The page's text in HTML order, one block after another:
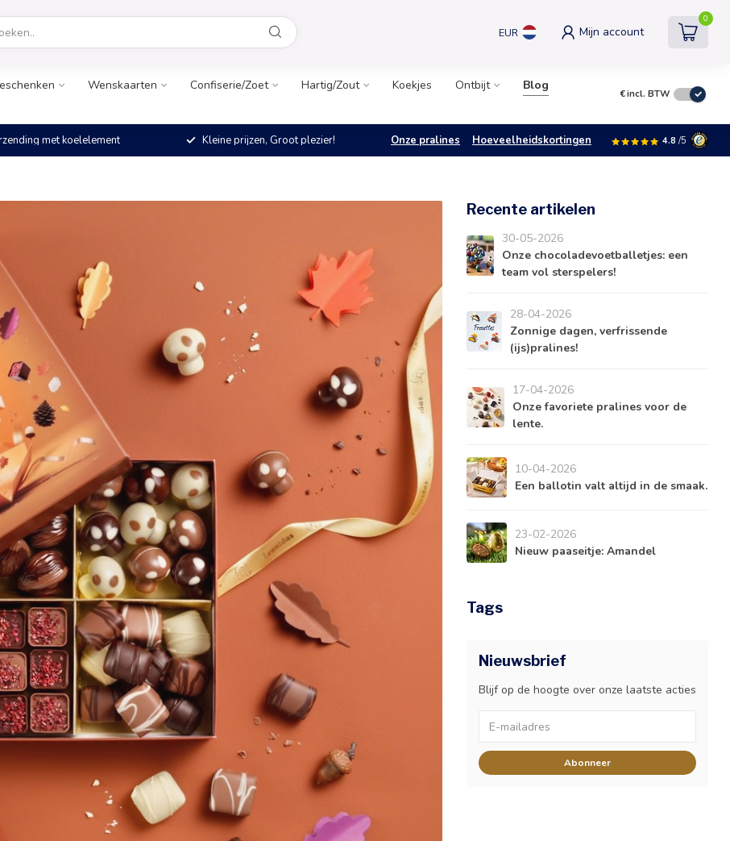
EUR Mijn account
0
Wenskaarten Confiserie/Zoet Hartig/Zout Koekjes Ontbijt
Blog
€incl. BTW
met koelelement Kleine prijzen, Groot plezier! Onze pralines Hoeveelheidskortingen 4.8 /5
Recente artikelen
30-05-2026
Onze chocoladevoetballetjes: een
team vol sterspelers!
28-04-2026
Zonnige dagen, verfrissende
(ijs)pralines!
17-04-2026
Onze favoriete pralines voor de
lente.
10-04-2026
Een ballotin valt altijd in de smaak.
23-02-2026
Nieuw paaseitje: Amandel
Tags
Nieuwsbrief
Blijf op de hoogte over onze laatste acties
Abonneer